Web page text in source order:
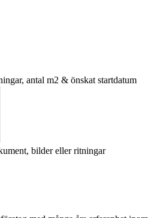
antal m2 & önskat startdatum
bilder eller ritningar